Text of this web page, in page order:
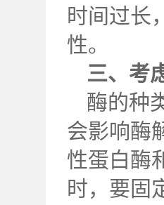
时间过长
性。
三、考
酶的种
会影响酶
性蛋白酶
时，要固